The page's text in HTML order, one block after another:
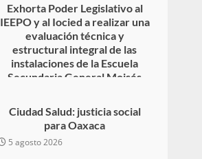
Exhorta Poder Legislativo al
IEEPO y al Iocied a realizar una
evaluación técnica y
estructural integral de las
instalaciones de la Escuela
Secundaria General Moisés
5 agosto 2026
Ciudad Salud: justicia social
para Oaxaca
5 agosto 2026